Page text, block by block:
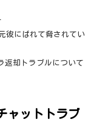
彼にばれて脅されてい
返却トラブルについて
ャットトラブ